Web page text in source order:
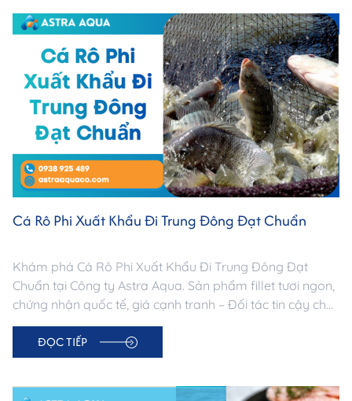
Cá Rô Phi Xuất Khẩu Đi Trung Đông Đạt Chuẩn
Khám phá Cá Rô Phi Xuất Khẩu Đi Trung Đông Đạt
Chuẩn tại Công ty Astra Aqua. Sản phẩm fillet tươi ngon,
chứng nhận quốc tế, giá cạnh tranh – Đối tác tin cậy cho
doanh nghiệp nhập khẩu Trung Đông.
ĐỌC TIẾP